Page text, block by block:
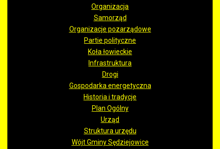
Organizacja
Samorząd
Organizacje pozarządowe
Partie polityczne
Koła łowieckie
Infrastruktura
Drogi
Gospodarka energetyczna
Historia i tradycje
Plan Ogólny
Urząd
Struktura urzędu
Wójt Gminy Sędziejowice